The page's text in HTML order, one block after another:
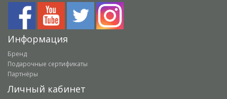
Информация
Бренд
Подарочные сертификаты
Партнёры
Личный кабинет